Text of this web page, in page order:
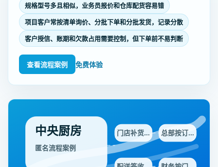
规格型号多且相似，业务员报价和仓库配货容易错
项目客户常按清单询价、分批下单和分批发货，记录分散
客户授信、账期和欠款占用需要控制，但下单前不易判断
查看流程案例 免费体验
中央厨房
匿名流程案例
门店补货… 总部按订…